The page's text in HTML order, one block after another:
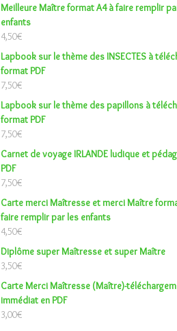
Meilleure Maître format A4 à faire remplir
enfants
4,50€
Lapbook sur le thème des INSECTES à
format PDF
7,50€
Lapbook sur le thème des papillons à
format PDF
7,50€
Carnet de voyage IRLANDE ludique et
PDF
7,50€
Carte merci Maîtresse et merci Maître
faire remplir par les enfants
4,50€
Diplôme super Maîtresse et super Maître
3,50€
Carte Merci Maîtresse (Maître)-
immédiat en PDF
3,00€